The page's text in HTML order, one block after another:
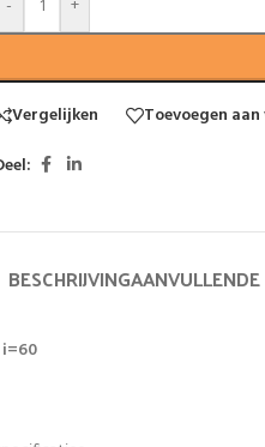
- +
Vergelijken
Toevoegen
BESCHRIJVING